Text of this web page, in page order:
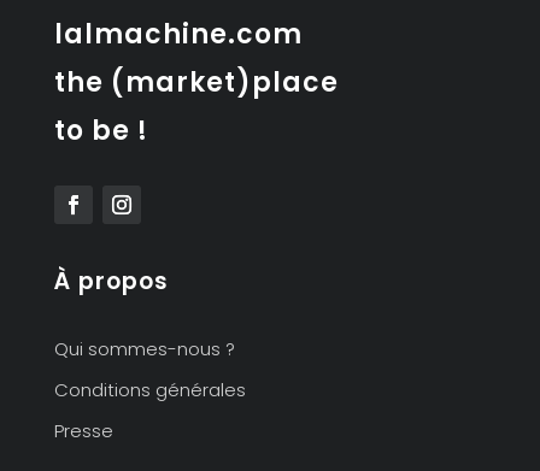
lalmachine.com
the (market)place
to be !
À propos
Qui sommes-nous ?
Conditions générales
Presse